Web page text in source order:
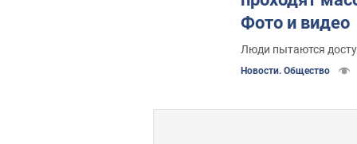
Фото и видео
Люди пытаются
Новости. Общество